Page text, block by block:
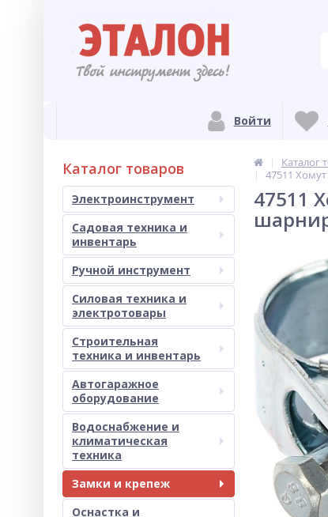
Войти
Каталог товаров
Электроинструмент
Садовая техника и
инвентарь
Ручной инструмент
Силовая техника и
электротовары
Строительная
техника и инвентарь
Автогаражное
оборудование
Водоснабжение и
климатическая
техника
Замки и крепеж
Оснастка и
Каталог
47511
47511